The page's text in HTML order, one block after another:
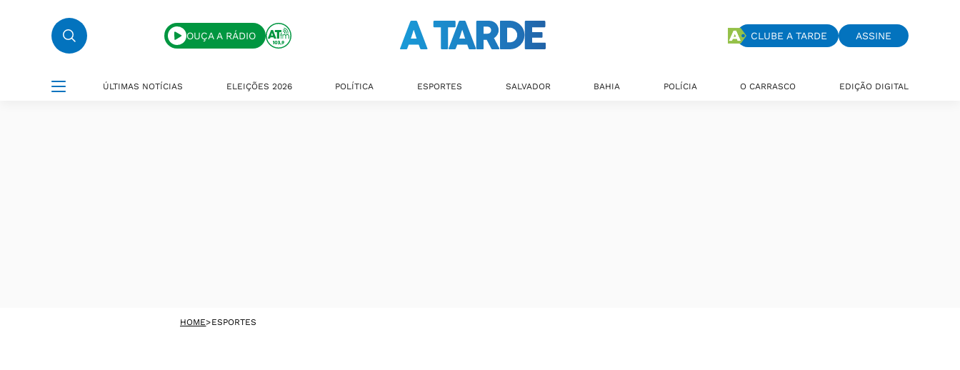
OUÇA A RÁDIO CLUBE A TARDE ASSINE
ÚLTIMAS NOTÍCIAS ELEIÇÕES 2026 POLÍTICA ESPORTES SALVADOR BAHIA POLÍCIA O CARRASCO EDIÇÃO DIGITAL
HOME>ESPORTES